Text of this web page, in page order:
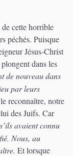
cette horrible
péchés. Puisque
Jésus-Christ
dans les
de nouveau dans
par leurs
reconnaître, notre
des Juifs. Car
s’ils avaient connu
Nous, au
Et lorsque